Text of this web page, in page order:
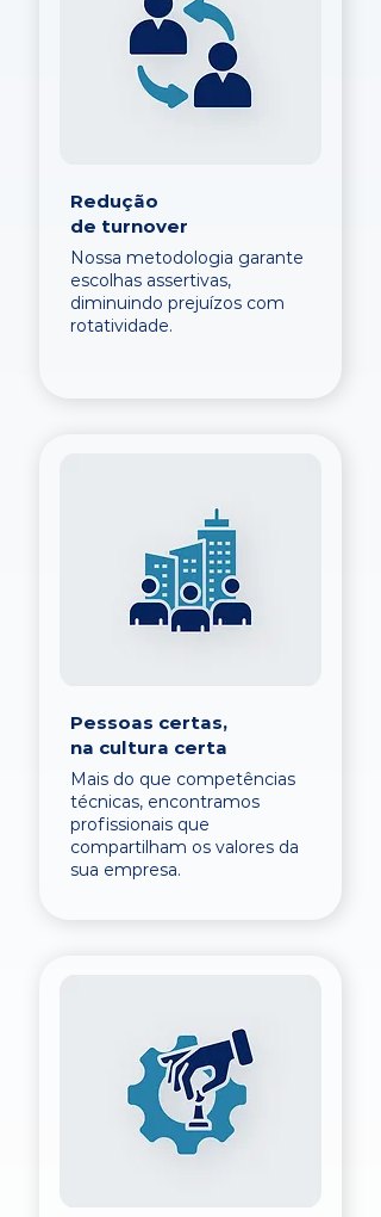
Redução
de turnover
Nossa metodologia garante
escolhas assertivas,
diminuindo prejuízos com
rotatividade.
Pessoas certas,
na cultura certa
Mais do que competências
técnicas, encontramos
profissionais que
compartilham os valores da
sua empresa.